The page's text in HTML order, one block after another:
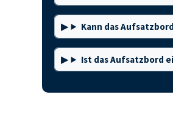
Kann das
Ist das Aufsatzbord